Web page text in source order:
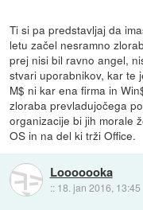
Ti si pa predstavljaj da
letu začel nesramno
prej nisi bil ravno angel,
stvari uporabnikov, kar te
M$ ni kar ena firma in
zloraba prevladujočega
organizacije bi jih morale
OS in na del ki trži Office.
Looooooka
:: 18. jan 2016, 13:45